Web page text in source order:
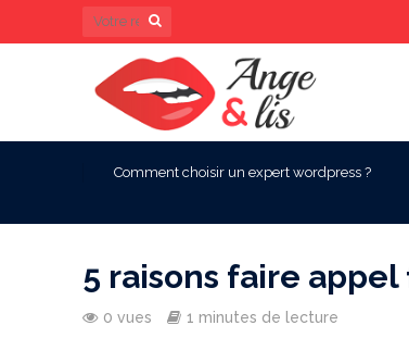
Comment choisir un expert wordpress ?
5 raisons faire
0 vues 1 minutes de lecture